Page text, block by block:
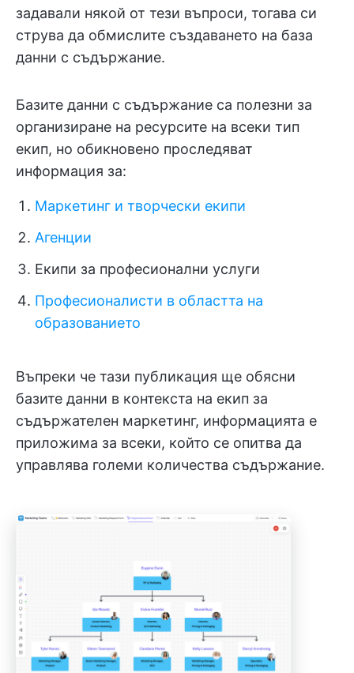
задавали някой от тези въпроси, тогава си
струва да обмислите създаването на база
данни с съдържание.
Базите данни с съдържание са полезни за
организиране на ресурсите на всеки тип
екип, но обикновено проследяват
информация за:
Маркетинг и творчески екипи
Агенции
Екипи за професионални услуги
Професионалисти в областта на
образованието
Въпреки че тази публикация ще обясни
базите данни в контекста на екип за
съдържателен маркетинг, информацията е
приложима за всеки, който се опитва да
управлява големи количества съдържание.